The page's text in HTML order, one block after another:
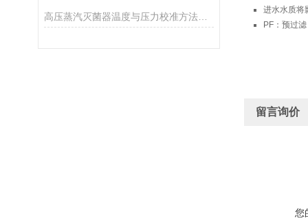
高压蒸汽灭菌器温度与压力校准方法的比较分析
进水水质将
PF：预过
留言询价
您